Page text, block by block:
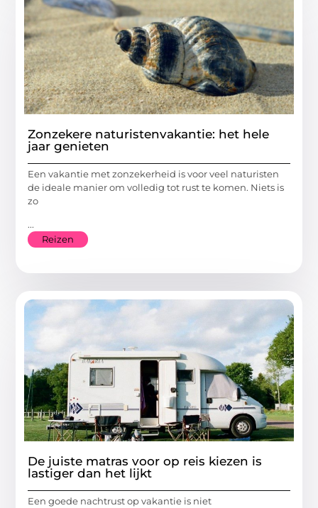
Zonzekere naturistenvakantie: het hele
jaar genieten
Een vakantie met zonzekerheid is voor veel naturisten
de ideale manier om volledig tot rust te komen. Niets is
zo
...
Reizen
De juiste matras voor op reis kiezen is
lastiger dan het lijkt
Een goede nachtrust op vakantie is niet